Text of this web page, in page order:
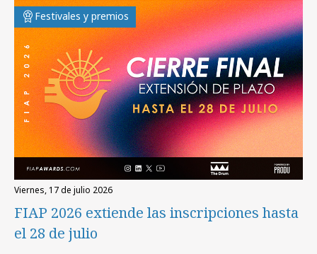
Festivales y premios
viernes, 17 de julio 2026
FIAP 2026 extiende las inscripciones hasta
el 28 de julio